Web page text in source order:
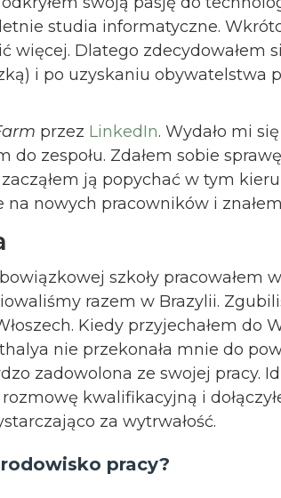
studia informatyczne.
więcej. Dlatego zdecydowałem
i po uzyskaniu obywatelstwa
przez LinkedIn. Wydało mi
do zespołu. Zdałem sobie
ją popychać w tym
nowych pracowników i
szkoły pracowałem
razem w Brazylii.
Kiedy przyjechałem do
nie przekonała mnie do
zadowolona ze swojej pracy.
kwalifikacyjną i
za wytrwałość.
pracy?